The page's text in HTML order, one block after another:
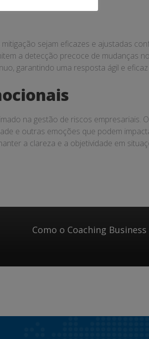
sejam eficazes e ajustadas
a detecção precoce de mudanças
garantindo uma resposta ágil e
na gestão de riscos empresariais.
e outras emoções que podem
a clareza e a objetividade em
Como o Coaching